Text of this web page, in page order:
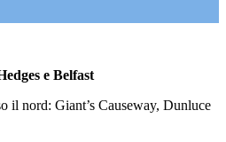
e Belfast
il nord: Giant’s Causeway, Dunluce